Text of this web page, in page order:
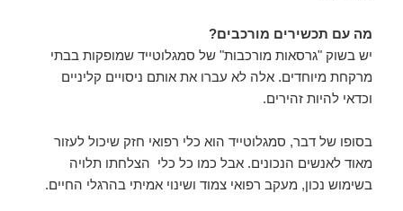
מה עם תכשירים מורכבים?
יש בשוק "גרסאות מורכבות" של סמגלוטייד שמופקות בבתי
מרקחת מיוחדים. אלה לא עברו את אותם ניסויים קליניים
וכדאי להיות זהירים.
בסופו של דבר, סמגלוטייד הוא כלי רפואי חזק שיכול לעזור
מאוד לאנשים הנכונים. אבל כמו כל כלי הצלחתו תלויה
בשימוש נכון, מעקב רפואי צמוד ושינוי אמיתי בהרגלי החיים.